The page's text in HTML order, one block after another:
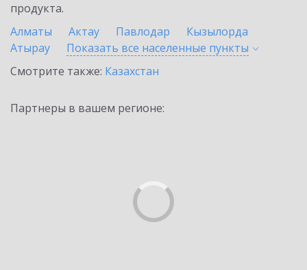
продукта.
Алматы
Актау Павлодар
Кызылорда
Атырау
Показать все населенные пункты
Смотрите также: Казахстан
Партнеры в вашем регионе: